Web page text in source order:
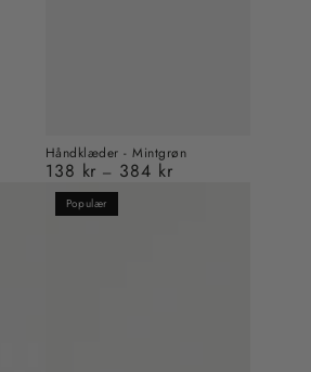
Håndklæder - Mintgrøn
Almindelig
pris
138 kr 384 kr
Populær